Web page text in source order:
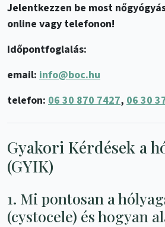
Jelentkezzen be most
online vagy telefonon!
Időpontfoglalás:
email: info@boc.hu
telefon: 06 30 870 7427, 06 30
Gyakori Kérdések a
(GYIK)
1. Mi pontosan a
(cystocele) és hogyan